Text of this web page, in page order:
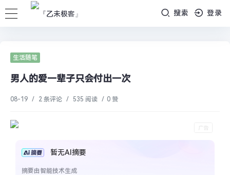
搜索 登录
生活随笔
男人的爱一辈子只会付出一次
08-19 / 2 条评论 / 535 阅读 / 0 赞
暂无AI摘要
摘要由智能技术生成